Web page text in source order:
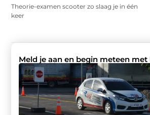
Theorie-examen scooter zo slaag je in één
keer
Meld je aan en begin meteen